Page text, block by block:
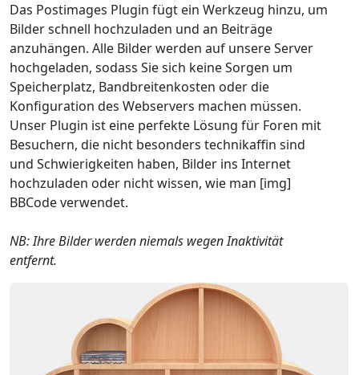
Das Postimages Plugin fügt ein Werkzeug hinzu, um
Bilder schnell hochzuladen und an Beiträge
anzuhängen. Alle Bilder werden auf unsere Server
hochgeladen, sodass Sie sich keine Sorgen um
Speicherplatz, Bandbreitenkosten oder die
Konfiguration des Webservers machen müssen.
Unser Plugin ist eine perfekte Lösung für Foren mit
Besuchern, die nicht besonders technikaffin sind
und Schwierigkeiten haben, Bilder ins Internet
hochzuladen oder nicht wissen, wie man [img]
BBCode verwendet.
NB: Ihre Bilder werden niemals wegen Inaktivität
entfernt.